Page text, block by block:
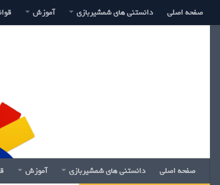
صفحه اصلی دانستنی های شمشیربازی آموزش
صفحه اصلی دانستنی های شمشیربازی آموزش